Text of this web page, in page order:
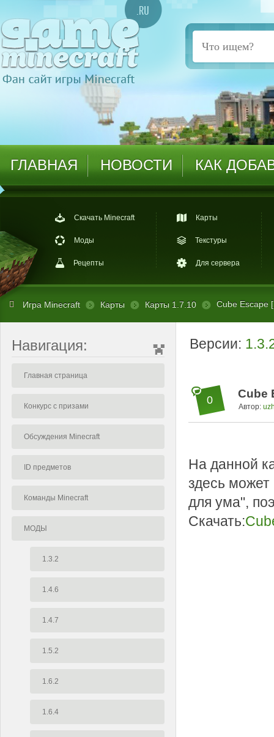
ГЛАВНАЯ НОВОСТИ КАК
Скачать Minecraft
Моды
Рецепты
Карты
Текстуры
Для сервера
Игра Minecraft Карты Карты 1.7.10 Cube Escape
Навигация:
Главная страница
Конкурс с призами
Обсуждения Minecraft
ID предметов
Команды Minecraft
МОДЫ
1.3.2
1.4.6
1.4.7
1.5.2
1.6.2
1.6.4
Версии:
0 Cube
Автор:
На данной
здесь
для ума",
Скачать: